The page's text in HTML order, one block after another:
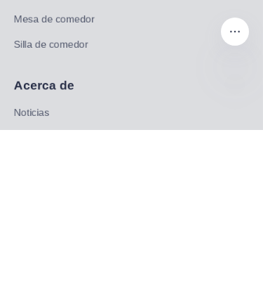
Mesa de comedor
Silla de comedor
Acerca de
Noticias